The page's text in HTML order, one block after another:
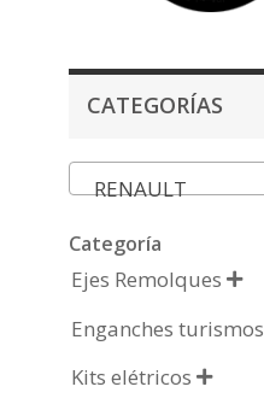
CATEGORÍAS
RENAULT
Categoría
Ejes Remolques 
Enganches turismos
Kits elétricos 